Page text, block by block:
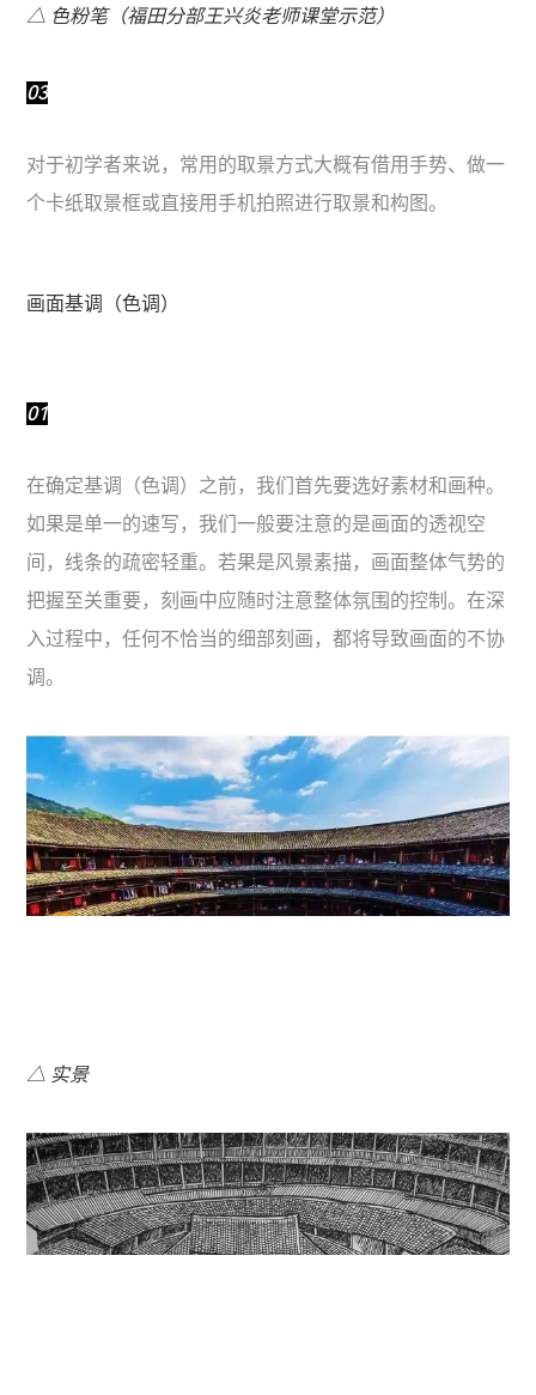
△ 色粉笔（福田分部王兴炎老师课堂示范）
03
对于初学者来说，常用的取景方式大概有借用手势、做一
个卡纸取景框或直接用手机拍照进行取景和构图。
画面基调（色调）
01
在确定基调（色调）之前，我们首先要选好素材和画种。
如果是单一的速写，我们一般要注意的是画面的透视空
间，线条的疏密轻重。若果是风景素描，画面整体气势的
把握至关重要，刻画中应随时注意整体氛围的控制。在深
入过程中，任何不恰当的细部刻画，都将导致画面的不协
调。
△ 实景